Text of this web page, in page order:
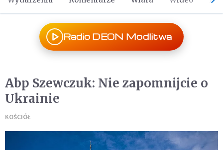
Radio DEON Modlitwa
Abp Szewczuk: Nie zapomnijcie o
Ukrainie
KOŚCIÓŁ